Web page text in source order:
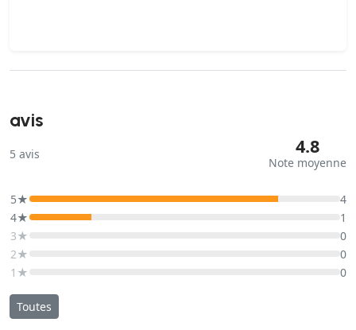
avis
5 avis 4.8
Note moyenne
5★
4
4★
1
3★
0
2★
0
1★
0
Toutes